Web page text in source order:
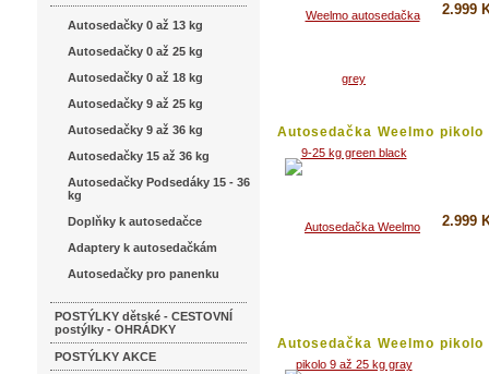
Autosedačky 0 až 13 kg
Autosedačky 0 až 25 kg
Autosedačky 0 až 18 kg
Autosedačky 9 až 25 kg
Autosedačky 9 až 36 kg
Autosedačky 15 až 36 kg
Autosedačky Podsedáky 15 - 36
kg
Doplňky k autosedačce
Adaptery k autosedačkám
Autosedačky pro panenku
POSTÝLKY dětské - CESTOVNÍ
postýlky - OHRÁDKY
POSTÝLKY AKCE
2.999
Autosedačka Weelmo pikolo
až...
2.999
Autosedačka Weelmo pikolo
až...